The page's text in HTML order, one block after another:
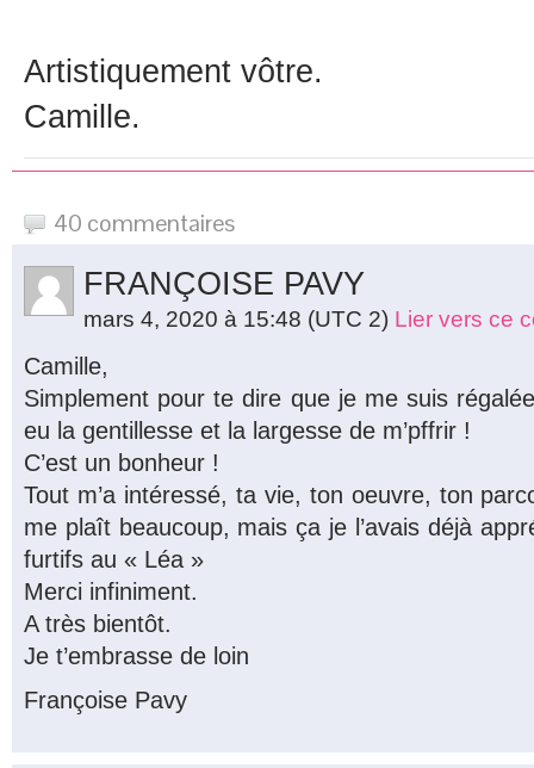
Artistiquement vôtre.
Camille.
40 commentaires
FRANÇOISE PAVY
mars 4, 2020 à 15:48 (UTC 2) Lier vers ce
Camille,
Simplement pour te dire que je me suis
eu la gentillesse et la largesse de m’pffrir !
C’est un bonheur !
Tout m’a intéressé, ta vie, ton oeuvre, ton
me plaît beaucoup, mais ça je l’avais déjà
furtifs au « Léa »
Merci infiniment.
A très bientôt.
Je t’embrasse de loin
Françoise Pavy